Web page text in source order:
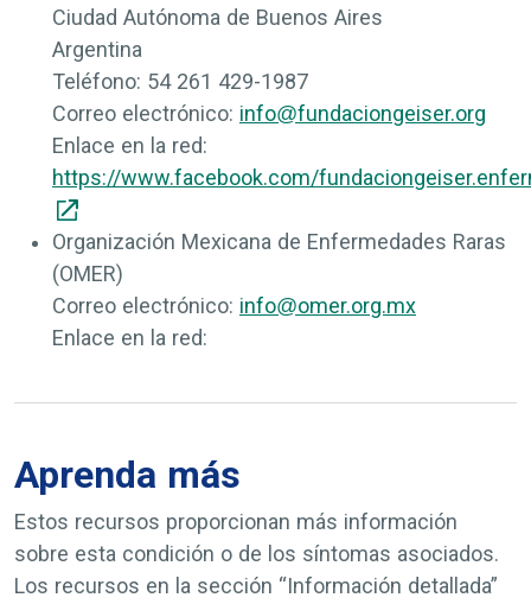
Ciudad Autónoma de Buenos Aires
Argentina
Teléfono: 54 261 429-1987
Correo electrónico: info@fundaciongeiser.org
Enlace en la red:
https://www.facebook.com/
Organización Mexicana de Enfermedades Raras
(OMER)
Correo electrónico: info@omer.org.mx
Enlace en la red:
Aprenda más
Estos recursos proporcionan más información
sobre esta condición o de los síntomas asociados.
Los recursos en la sección “Información detallada”